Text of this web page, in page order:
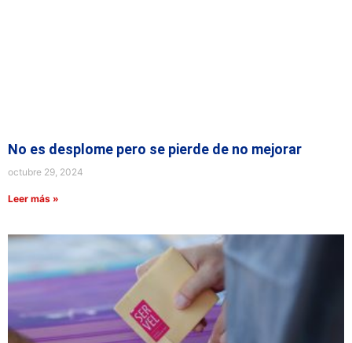
No es desplome pero se pierde de no mejorar
octubre 29, 2024
Leer más »